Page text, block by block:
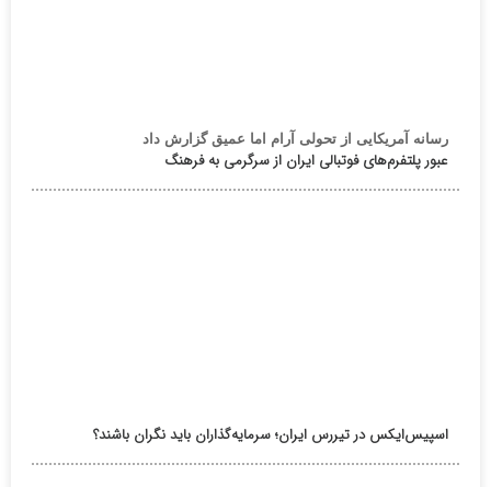
رسانه آمریکایی از تحولی آرام اما عمیق گزارش داد
عبور پلتفرم‌های فوتبالی ایران از سرگرمی به فرهنگ
اسپیس‌ایکس در تیررس ایران؛ سرمایه‌گذاران باید نگران باشند؟